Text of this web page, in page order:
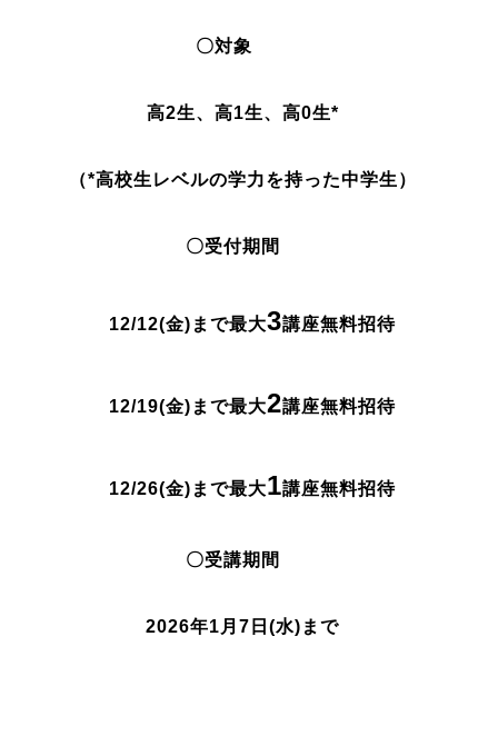
〇対象
高2生、高1生、高0生*
（*高校生レベルの学力を持った中学生）
〇受付期間
12/12(金)まで最大3講座無料招待
12/19(金)まで最大2講座無料招待
12/26(金)まで最大1講座無料招待
〇受講期間
2026年1月7日(水)まで